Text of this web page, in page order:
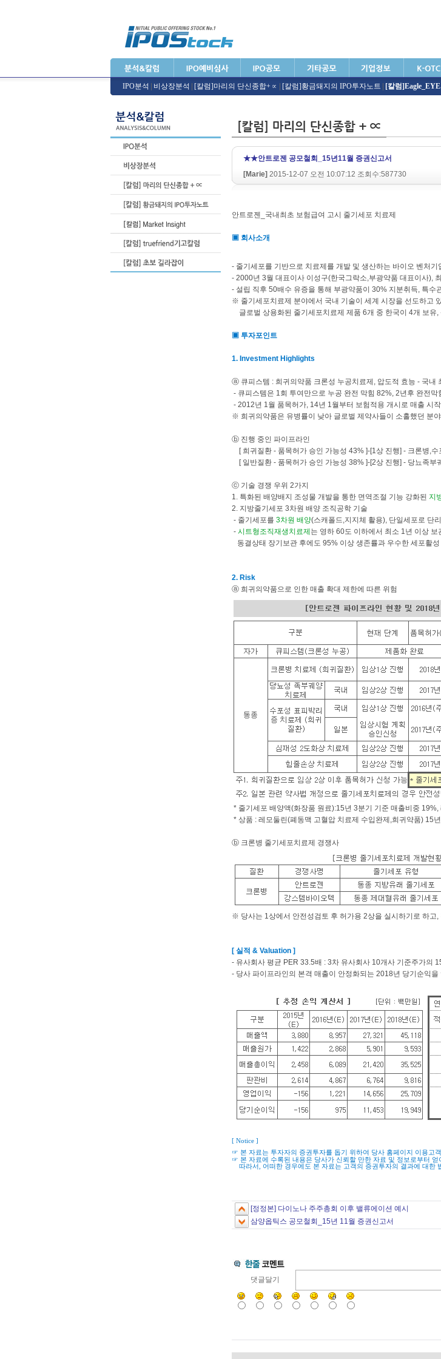
IPO분석 비상장분석 [칼럼]마리의 단신종합+∝ [칼럼]황금돼지의 IPO투자노트 [칼럼
★★안트로젠 공모철회_15년11월 증권신고서
[Marie] 2015-12-07 오전 10:07:12 조회수:587730
안트로젠_국내최초 보험급여 고시 줄기세포 치료제
▣ 회사소개
- 줄기세포를 기반으로 치료제를 개발 및 생산하는 바이오 벤처기
- 2000년 3월 대표이사 이성구(한국그락소,부광약품 대표이사),
- 설립 직후 50배수 유증을 통해 부광약품이 30% 지분취득, 특
※ 줄기세포치료제 분야에서 국내 기술이 세계 시장을 선도하고
글로벌 상용화된 줄기세포치료제 제품 6개 중 한국이 4개 보
▣ 투자포인트
1. Investment Highlights
ⓐ 큐피스템 : 희귀의약품 크론성 누공치료제, 압도적 효능 - 국내
- 큐피스템은 1회 투여만으로 누공 완전 막힘 82%, 2년후 완전
- 2012년 1월 품목허가, 14년 1월부터 보험적용 개시로 매출 시
※ 희귀의약품은 유병률이 낮아 글로벌 제약사들이 소홀했던 분
ⓑ 진행 중인 파이프라인
[ 희귀질환 - 품목허가 승인 가능성 43% ]-[1상 진행] - 크론병,수
[ 일반질환 - 품목허가 승인 가능성 38% ]-[2상 진행] - 당뇨족부
ⓒ 기술 경쟁 우위 2가지
1. 특화된 배양배지 조성물 개발을 통한 면역조절 기능 강화된 지
2. 지방줄기세포 3차원 배양 조직공학 기술
- 줄기세포를 3차원 배양(스캐폴드,지지체 활용), 단일세포로 단
- 시트형조직재생치료제 는 영하 60도 이하에서 최소 1년 이상
동결상태 장기보관 후에도 95% 이상 생존률과 우수한 세포활
2. Risk
ⓐ 희귀의약품으로 인한 매출 확대 제한에 따른 위험
* 줄기세포 배양액(화장품 원료):15년 3분기 기준 매출비중
* 상품 : 레모둘린(폐동맥 고혈압 치료제 수입완제,희귀약품) 15
ⓑ 크론병 줄기세포치료제 경쟁사
※ 당사는 1상에서 안전성검토 후 허가용 2상을 실시하기로 하
[ 실적 & Valuation ]
- 유사회사 평균 PER 33.5배 : 3차 유사회사 10개사 기준주가의
- 당사 파이프라인의 본격 매출이 안정화되는 2018년 당기순익
[ Notice ]
☞ 본 자료는 투자자의 증권투자를 돕기 위하여 당사 홈페이지 이용고
☞ 본 자료에 수록된 내용은 당사가 신뢰할 만한 자료 및 정보로부터
따라서
어떠한 경우에도 본 자료는 고객의 증권투자의 결과에 대한
[정정본] 다이노나 주주총회 이후 밸류에이션 예시
삼양옵틱스 공모철회_15년 11월 증권신고서
댓글달기